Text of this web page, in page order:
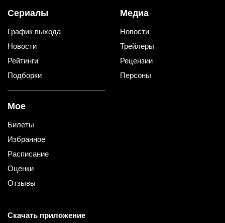
Сериалы
График выхода
Новости
Рейтинги
Подборки
Медиа
Новости
Трейлеры
Рецензии
Персоны
Мое
Билеты
Избранное
Расписание
Оценки
Отзывы
Скачать приложение